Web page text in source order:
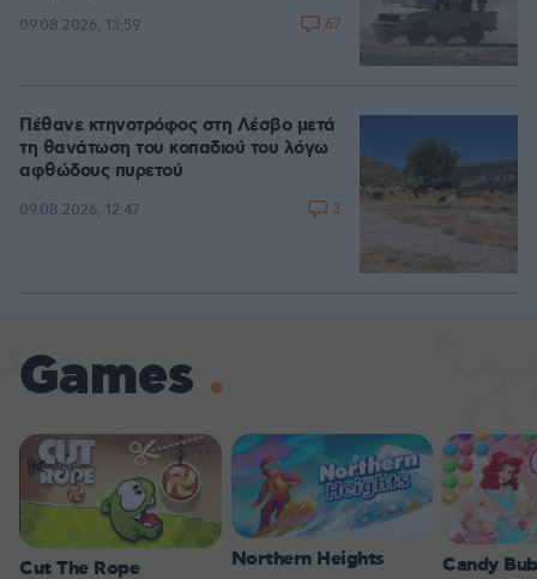
09.08.2026, 13:59 67
Πέθανε κτηνοτρόφος στη Λέσβο μετά
τη θανάτωση του κοπαδιού του λόγω
αφθώδους πυρετού
09.08.2026, 12:47 3
Games
Cut The Rope Northern Heights Candy